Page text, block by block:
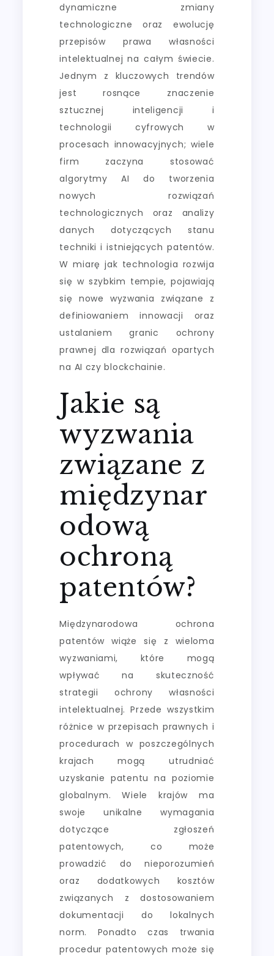
dynamiczne zmiany
technologiczne oraz ewolucję
przepisów prawa własności
intelektualnej na całym świecie.
Jednym z kluczowych trendów
jest rosnące znaczenie
sztucznej inteligencji i
technologii cyfrowych w
procesach innowacyjnych; wiele
firm zaczyna stosować
algorytmy AI do tworzenia
nowych rozwiązań
technologicznych oraz analizy
danych dotyczących stanu
techniki i istniejących patentów.
W miarę jak technologia rozwija
się w szybkim tempie, pojawiają
się nowe wyzwania związane z
definiowaniem innowacji oraz
ustalaniem granic ochrony
prawnej dla rozwiązań opartych
na AI czy blockchainie.
Jakie są
wyzwania
związane z
międzynar
odową
ochroną
patentów?
Międzynarodowa ochrona
patentów wiąże się z wieloma
wyzwaniami, które mogą
wpływać na skuteczność
strategii ochrony własności
intelektualnej. Przede wszystkim
różnice w przepisach prawnych i
procedurach w poszczególnych
krajach mogą utrudniać
uzyskanie patentu na poziomie
globalnym. Wiele krajów ma
swoje unikalne wymagania
dotyczące zgłoszeń
patentowych, co może
prowadzić do nieporozumień
oraz dodatkowych kosztów
związanych z dostosowaniem
dokumentacji do lokalnych
norm. Ponadto czas trwania
procedur patentowych może się